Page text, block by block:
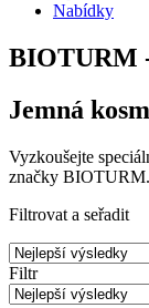
Nabídky
BIOTURM
Jemná
Vyzkoušejte
značky BIOTURM.
Filtrovat a seřadit
Filtr